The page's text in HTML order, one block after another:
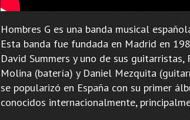
Hombres G es una banda musical
Esta banda fue fundada en Madrid en
David Summers y uno de sus
Molina (batería) y Daniel Mezquita
se popularizó en España con su primer
conocidos internacionalmente,